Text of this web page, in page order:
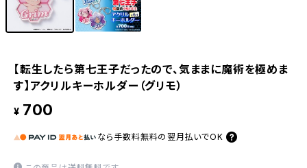
【転生したら第七王子だったので、気ままに魔術を極めま
す】アクリルキーホルダー（グリモ）
¥ 700
なら 手数料無料の 翌月払いでOK